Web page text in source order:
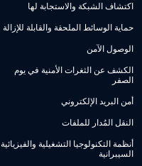
اكتشاف الشبكة والاستجابة لها
حماية الوسائط الملحقة والقابلة للإزالة
الوصول الآمن
الكشف عن الثغرات الأمنية في يوم
الصفر
أمن البريد الإلكتروني
النقل المُدار للملفات
أنظمة التكنولوجيا التشغيلية والفيزيائية
السيبرانية